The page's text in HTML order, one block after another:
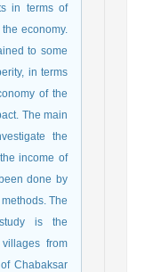
in terms of
economy.
to some
in terms
of the
The main
the
income of
done by
The
is the
from
Chabaksar